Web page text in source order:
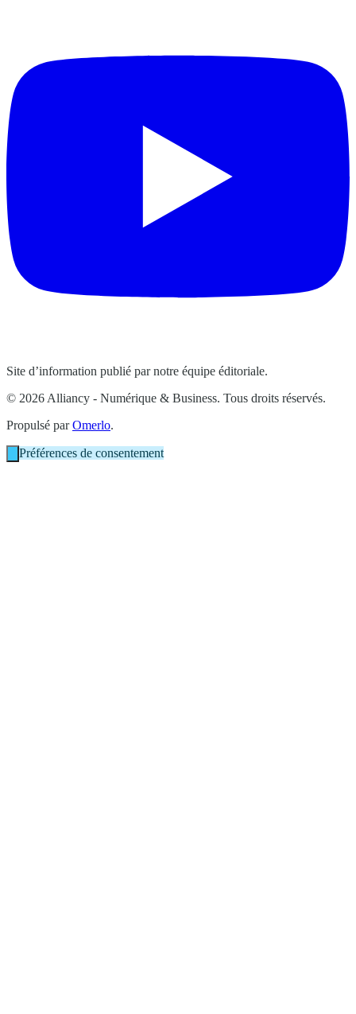
Site d’information publié par notre équipe éditoriale.
© 2026 Alliancy - Numérique & Business. Tous droits réservés.
Propulsé parOmerlo.
Préférences de consentement